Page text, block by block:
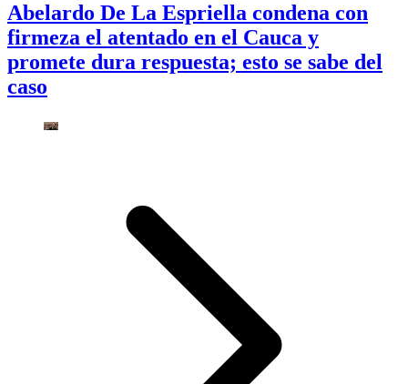
Abelardo De La Espriella condena con
firmeza el atentado en el Cauca y
promete dura respuesta; esto se sabe del
caso